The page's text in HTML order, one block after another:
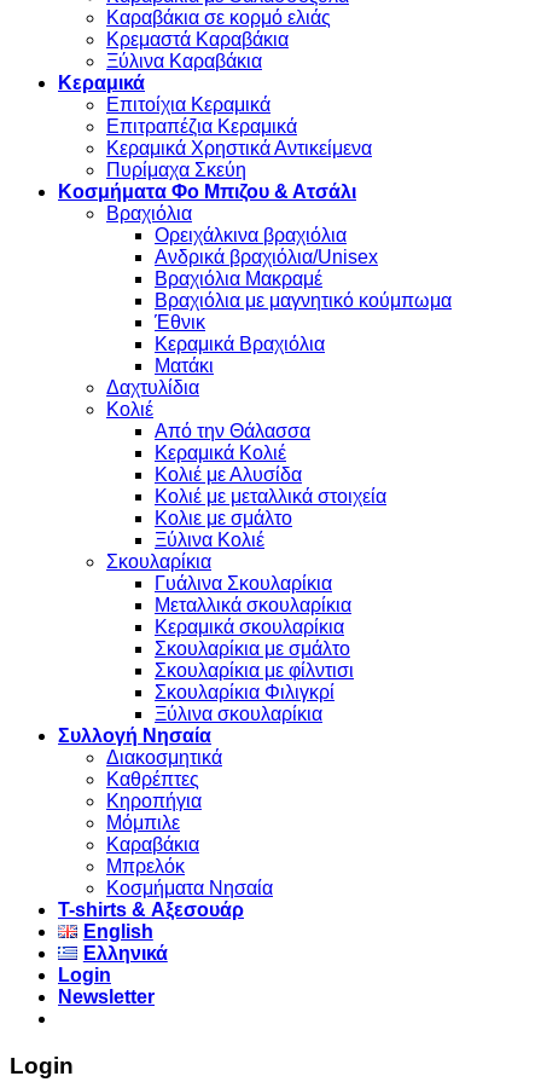
Καραβάκια σε κορμό ελιάς
Κρεμαστά Καραβάκια
Ξύλινα Καραβάκια
Κεραμικά
Επιτοίχια Κεραμικά
Επιτραπέζια Κεραμικά
Κεραμικά Χρηστικά Αντικείμενα
Πυρίμαχα Σκεύη
Κοσμήματα Φο Μπιζου & Ατσάλι
Βραχιόλια
Oρειχάλκινα βραχιόλια
Ανδρικά βραχιόλια/Unisex
Βραχιόλια Μακραμέ
Βραχιόλια με μαγνητικό κούμπωμα
Έθνικ
Κεραμικά Βραχιόλια
Ματάκι
Δαχτυλίδια
Κολιέ
Από την Θάλασσα
Κεραμικά Κολιέ
Κολιέ με Αλυσίδα
Κολιέ με μεταλλικά στοιχεία
Κολιε με σμάλτο
Ξύλινα Κολιέ
Σκουλαρίκια
Γυάλινα Σκουλαρίκια
Μεταλλικά σκουλαρίκια
Κεραμικά σκουλαρίκια
Σκουλαρίκια με σμάλτο
Σκουλαρίκια με φίλντισι
Σκουλαρίκια Φιλιγκρί
Ξύλινα σκουλαρίκια
Συλλογή Νησαία
Διακοσμητικά
Καθρέπτες
Κηροπήγια
Μόμπιλε
Καραβάκια
Μπρελόκ
Κοσμήματα Νησαία
Τ-shirts & Αξεσουάρ
English
Ελληνικά
Login
Newsletter
Login